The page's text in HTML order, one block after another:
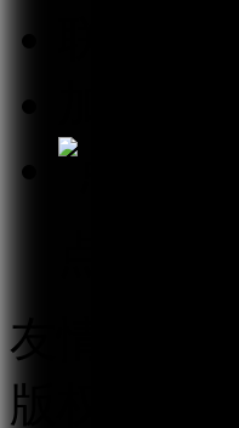
友情链接：
版权所有：